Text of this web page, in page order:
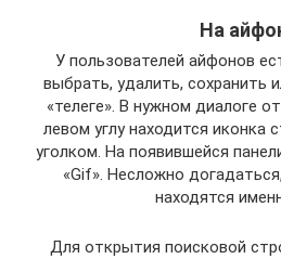
На
У пользователей айфонов
выбрать, удалить, сохранить
«телеге». В нужном диалоге
левом углу находится иконка
уголком. На появившейся
«Gif». Несложно
находятся
Для открытия поисковой